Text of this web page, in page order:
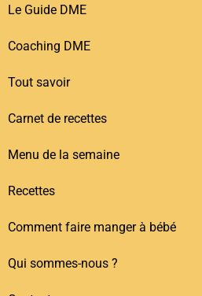
Le Guide DME
Coaching DME
Tout savoir
Carnet de recettes
Menu de la semaine
Recettes
Comment faire manger à bébé
Qui sommes-nous ?